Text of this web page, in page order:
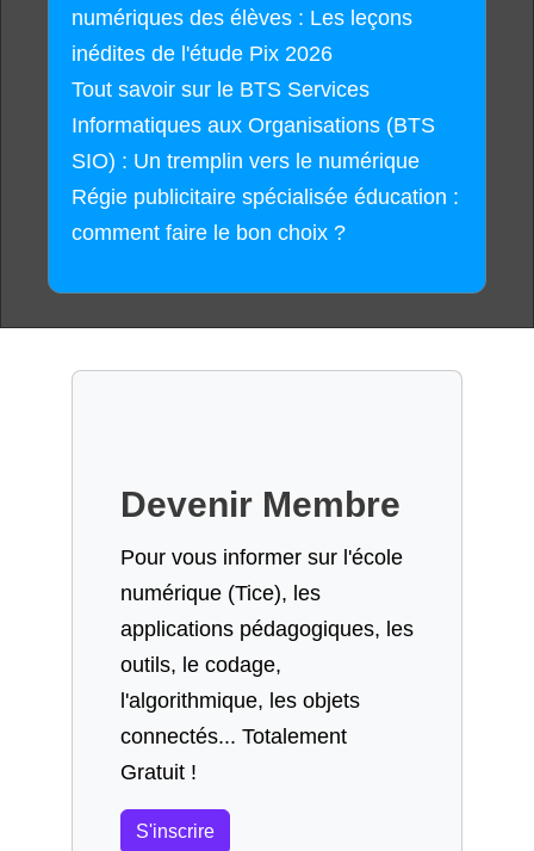
numériques des élèves : Les leçons
inédites de l'étude Pix 2026
Tout savoir sur le BTS Services
Informatiques aux Organisations (BTS
SIO) : Un tremplin vers le numérique
Régie publicitaire spécialisée éducation :
comment faire le bon choix ?
Devenir Membre
Pour vous informer sur l'école
numérique (Tice), les
applications pédagogiques, les
outils, le codage,
l'algorithmique, les objets
connectés... Totalement
Gratuit !
S'inscrire